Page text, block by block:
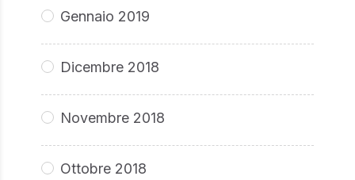
Gennaio 2019
Dicembre 2018
Novembre 2018
Ottobre 2018